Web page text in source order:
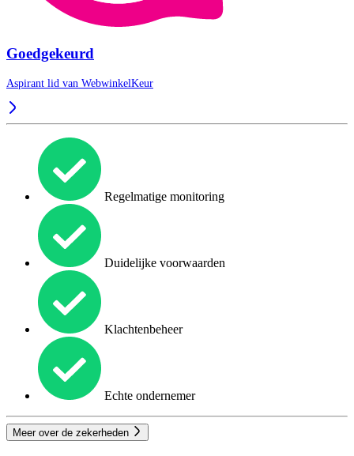
Goedgekeurd
Aspirant lid van WebwinkelKeur
Regelmatige monitoring
Duidelijke voorwaarden
Klachtenbeheer
Echte ondernemer
Meer over de zekerheden